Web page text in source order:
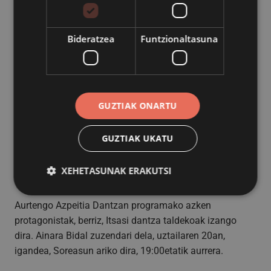
Luis Alberdi dantza suelto eskolako eta Juan Antxieta
antzokian. Luis Alberdi eta Mari Jose Bikendi ariko dira
zuzendari lanetan.
Larunbatean, uztailak 5, Sahatsa dantza taldearen
emanaldia izango da plazan, 19:30etik aurera, Juan Luis
Lizabe zuzendari dela. Igandean, uztailak 6, 19:00etan,
saloiko dantzek hartuko dute Soreasu antzokia, Jose
emanaldiarekin.
Aurtengo Azpeitia Dantzan programako azken
protagonistak, berriz, Itsasi dantza taldekoak izango
dira. Ainara Bidal zuzendari dela, uztailaren 20an,
igandea, Soreasun ariko dira, 19:00etatik aurrera.
Bideratzea Funtzionaltasuna
GUZTIAK ONARTU
GUZTIAK UKATU
XEHETASUNAK ERAKUTSI
Behar-beharrezkoa
Errendimendua
Bideratzea
Funtzionaltasuna